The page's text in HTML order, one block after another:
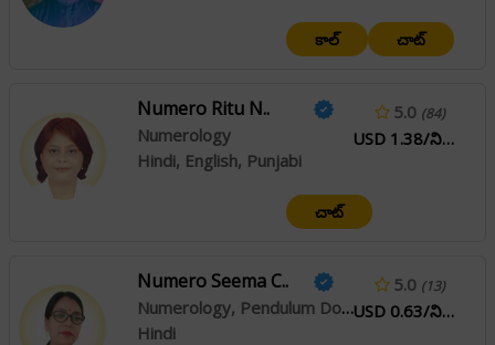
కాల్ చాట్
Numero Ritu N..
Numerology
Hindi, English, Punjabi
5.0 (84)
USD 1.38/నిమి
చాట్
Numero Seema C..
Numerology, Pendulum Dowsing
Hindi
5.0 (13)
USD 0.63/నిమి